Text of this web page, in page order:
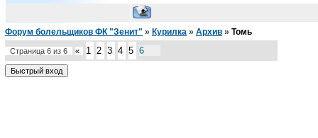
Форум болельщиков ФК "Зенит" » Курилка » Архив » Томь
Страница 6 из 6 « 1 2 3 4 5 6